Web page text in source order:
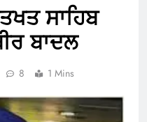
ਸਾਹਿਬ
ਬਾਦਲ
8 1 Mins